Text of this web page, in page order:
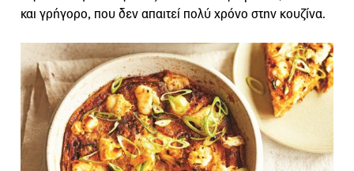
και γρήγορο, που δεν απαιτεί πολύ χρόνο στην κουζίνα.